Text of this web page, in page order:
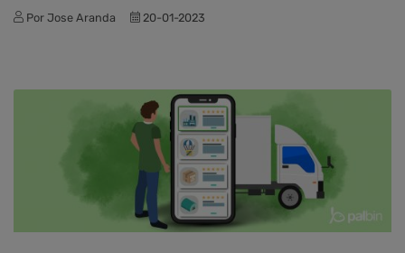
Por Jose Aranda 20-01-2023